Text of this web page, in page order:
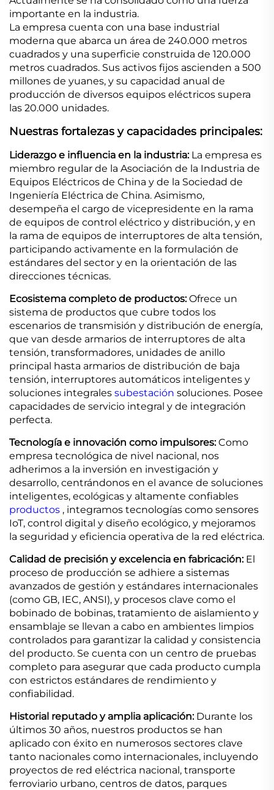
importante en la industria.
La empresa cuenta con una base industrial
moderna que abarca un área de 240.000 metros
cuadrados y una superficie construida de 120.000
metros cuadrados. Sus activos fijos ascienden a 500
millones de yuanes, y su capacidad anual de
producción de diversos equipos eléctricos supera
las 20.000 unidades.
Nuestras fortalezas y capacidades principales:
Liderazgo e influencia en la industria: La empresa es
miembro regular de la Asociación de la Industria de
Equipos Eléctricos de China y de la Sociedad de
Ingeniería Eléctrica de China. Asimismo,
desempeña el cargo de vicepresidente en la rama
de equipos de control eléctrico y distribución, y en
la rama de equipos de interruptores de alta tensión,
participando activamente en la formulación de
estándares del sector y en la orientación de las
direcciones técnicas.
Ecosistema completo de productos:Ofrece un
sistema de productos que cubre todos los
escenarios de transmisión y distribución de energía,
que van desde armarios de interruptores de alta
tensión, transformadores, unidades de anillo
principal hasta armarios de distribución de baja
tensión, interruptores automáticos inteligentes y
soluciones integrales subestación soluciones. Posee
capacidades de servicio integral y de integración
perfecta.
Tecnología e innovación como impulsores:Como
empresa tecnológica de nivel nacional, nos
adherimos a la inversión en investigación y
desarrollo, centrándonos en el avance de soluciones
inteligentes, ecológicas y altamente confiables
productos , integramos tecnologías como sensores
IoT, control digital y diseño ecológico, y mejoramos
la seguridad y eficiencia operativa de la red eléctrica.
Calidad de precisión y excelencia en fabricación: El
proceso de producción se adhiere a sistemas
avanzados de gestión y estándares internacionales
(como GB, IEC, ANSI), y procesos clave como el
bobinado de bobinas, tratamiento de aislamiento y
ensamblaje se llevan a cabo en ambientes limpios
controlados para garantizar la calidad y consistencia
del producto. Se cuenta con un centro de pruebas
completo para asegurar que cada producto cumpla
con estrictos estándares de rendimiento y
confiabilidad.
Historial reputado y amplia aplicación: Durante los
últimos 30 años, nuestros productos se han
aplicado con éxito en numerosos sectores clave
tanto nacionales como internacionales, incluyendo
proyectos de red eléctrica nacional, transporte
ferroviario urbano, centros de datos, parques